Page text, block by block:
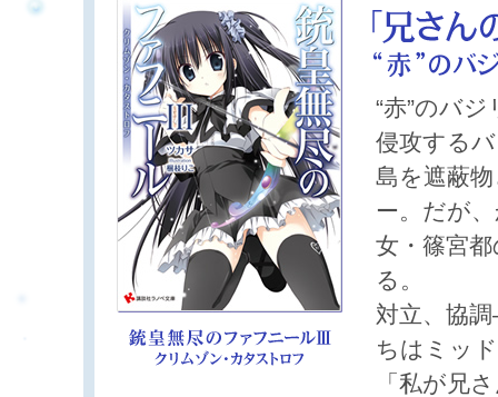
“赤”のバ
侵攻する
島を遮蔽
ー。だが
女・篠宮
る。
対立、協
ちはミッ
「私が兄